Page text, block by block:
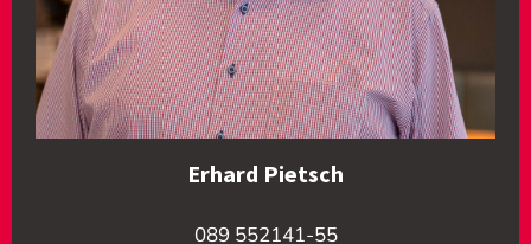
Erhard Pietsch
089 552141-55